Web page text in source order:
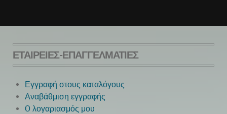
Next
ΕΤΑΙΡΕΊΕΣ-ΕΠΑΓΓΕΛΜΑΤΊΕΣ
Εγγραφή στους καταλόγους
Αναβάθμιση εγγραφής
O λογαριασμός μου